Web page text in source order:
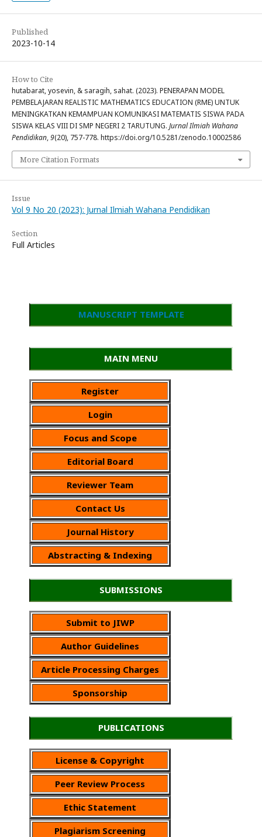
Published
2023-10-14
How to Cite
hutabarat, yosevin, & saragih, sahat. (2023). PENERAPAN MODEL
PEMBELAJARAN REALISTIC MATHEMATICS EDUCATION (RME) UNTUK
MENINGKATKAN KEMAMPUAN KOMUNIKASI MATEMATIS SISWA PADA
SISWA KELAS VIII DI SMP NEGERI 2 TARUTUNG. Jurnal Ilmiah Wahana
Pendidikan,9(20), 757-778. https://doi.org/10.5281/zenodo.10002586
More Citation Formats
Issue
Vol 9 No 20 (2023): Jurnal Ilmiah Wahana Pendidikan
Section
Full Articles
MANUSCRIPT TEMPLATE
MAIN MENU
Register
Login
Focus and Scope
Editorial Board
Reviewer Team
Contact Us
Journal History
Abstracting & Indexing
SUBMISSIONS
Submit to JIWP
Author Guidelines
Article Processing Charges
Sponsorship
PUBLICATIONS
License & Copyright
Peer Review Process
Ethic Statement
Plagiarism Screening